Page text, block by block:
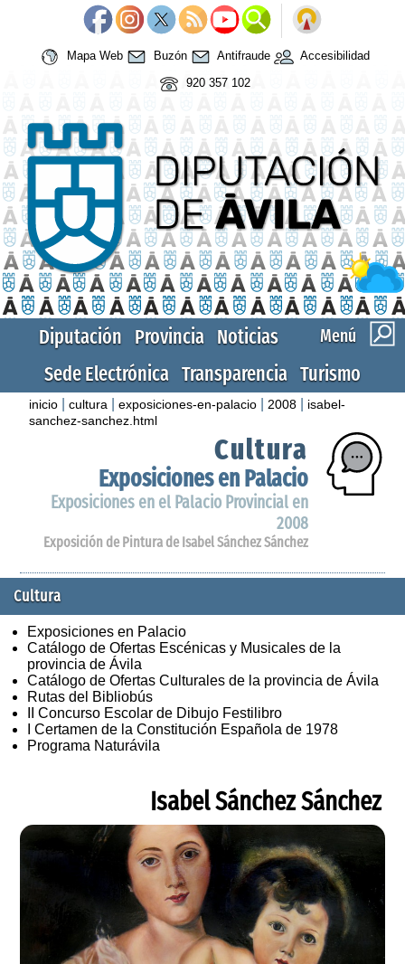
Mapa Web Buzón Antifraude
Accesibilidad
920 357 102
Menú
Diputación Provincia Noticias
Sede Electrónica Transparencia Turismo
inicio |cultura |exposiciones-en-palacio 2008
isabel-
sanchez-sanchez.html
Cultura
Exposiciones en Palacio
Exposiciones en el Palacio Provincial en
2008
Exposición de Pintura de Isabel Sánchez Sánchez
Cultura
Exposiciones en Palacio
Catálogo de Ofertas Escénicas y Musicales de la
provincia de Ávila
Catálogo de Ofertas Culturales de la provincia de Ávila
Rutas del Bibliobús
II Concurso Escolar de Dibujo Festilibro
I Certamen de la Constitución Española de 1978
Programa Naturávila
Isabel Sánchez Sánchez